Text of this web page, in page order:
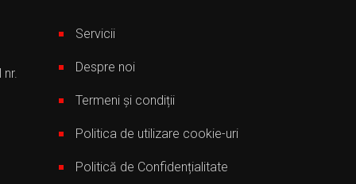
Servicii
Despre noi
Termeni și condiții
Politica de utilizare cookie-uri
Politică de Confidențialitate